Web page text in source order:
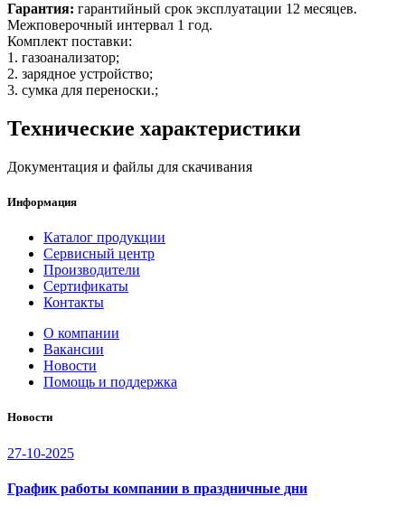
Гарантия: гарантийный срок эксплуатации 12 месяцев.
Межповерочный интервал 1 год.
Комплект поставки:
1. газоанализатор;
2. зарядное устройство;
3. сумка для переноски.;
Технические характеристики
Документация и файлы для скачивания
Информация
Каталог продукции
Сервисный центр
Производители
Сертификаты
Контакты
О компании
Вакансии
Новости
Помощь и поддержка
Новости
27-10-2025
График работы компании в праздничные дни